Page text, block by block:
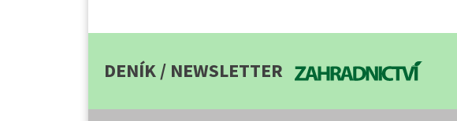
DENÍK / NEWSLETTER